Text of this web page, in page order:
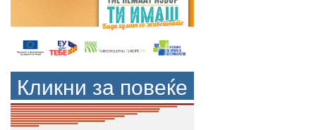
Кликни за повеќе